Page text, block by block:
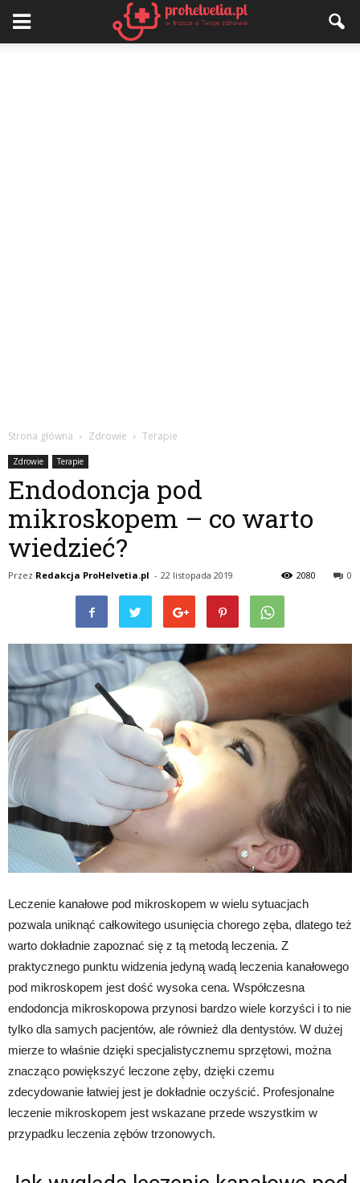
Strona główna Zdrowie Terapie
Zdrowie Terapie
Endodoncja pod
mikroskopem – co warto
wiedzieć?
Przez Redakcja ProHelvetia.pl - 22 listopada 2019 0
2080
Leczenie kanałowe pod mikroskopem w wielu sytuacjach
pozwala uniknąć całkowitego usunięcia chorego zęba, dlatego też
warto dokładnie zapoznać się z tą metodą leczenia. Z
praktycznego punktu widzenia jedyną wadą leczenia kanałowego
pod mikroskopem jest dość wysoka cena. Współczesna
endodoncja mikroskopowa przynosi bardzo wiele korzyści i to nie
tylko dla samych pacjentów, ale również dla dentystów. W dużej
mierze to właśnie dzięki specjalistycznemu sprzętowi, można
znacząco powiększyć leczone zęby, dzięki czemu
zdecydowanie łatwiej jest je dokładnie oczyścić. Profesjonalne
leczenie mikroskopem jest wskazane przede wszystkim w
przypadku leczenia zębów trzonowych.